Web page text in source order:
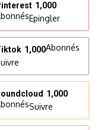
1,000
Epingler
1,000Abonnés
1,000
Suivre